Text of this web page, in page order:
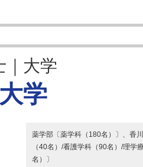
｜大学
学
薬学部〔薬学科（180名）〕、香
（40名）/看護学科（90名）/理
名）〕